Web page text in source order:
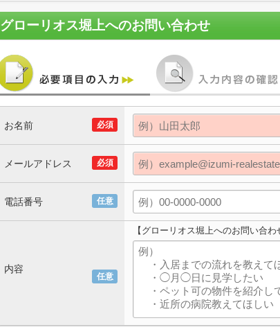
グローリオス堀上へのお問い合わせ
必須
お名前
必須
メールアドレス
任意
電話番号
任意
内容
【グローリオス堀上へのお問い合わ